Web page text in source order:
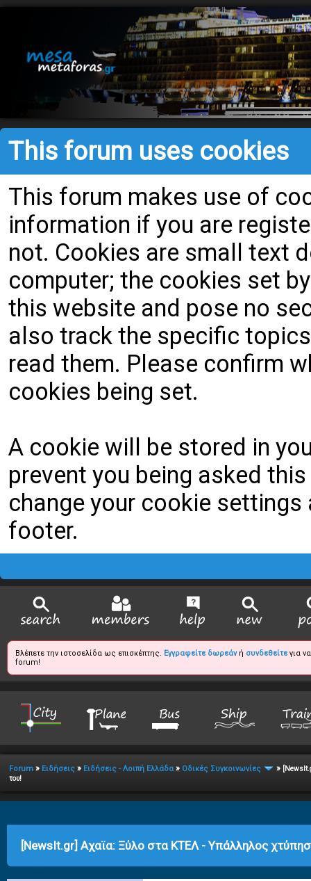
This forum uses cookies
This forum makes use of
information if you are
not. Cookies are small text
computer; the cookies set
this website and pose no
also track the specific
read them. Please confirm
cookies being set.
A cookie will be stored in
prevent you being asked
change your cookie
footer.
Βλέπετε την ιστοσελίδα ως επισκέπτης. Εγγραφείτε δωρεάνή συνδεθείτεγια
forum!
Forum » Ειδήσεις » Ειδήσεις - Λοιπή Ελλάδα » Οδικές Συγκοινωνίες »
του!
[NewsIt.gr] Αχαϊα: Ξύλο στα ΚΤΕΛ - Υπάλληλος